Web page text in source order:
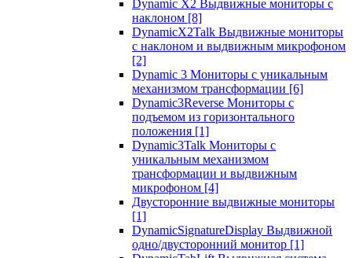
Dynamic X2 Выдвижные мониторы с
наклоном [8]
DynamicX2Talk Выдвижные мониторы
с наклоном и выдвижным микрофоном
[2]
Dynamic 3 Мониторы с уникальным
механизмом трансформации [6]
Dynamic3Reverse Мониторы с
подъемом из горизонтального
положения [1]
Dynamic3Talk Мониторы с
уникальным механизмом
трансформации и выдвижным
микрофоном [4]
Двусторонние выдвижные мониторы
[1]
DynamicSignatureDisplay Выдвижной
одно/двусторонний монитор [1]